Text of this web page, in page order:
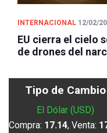
INTERNACIONAL 12/02/
EU cierra el cielo
de drones del
Tipo de Cambio
El Dólar (USD)
Compra: 17.14, Venta: